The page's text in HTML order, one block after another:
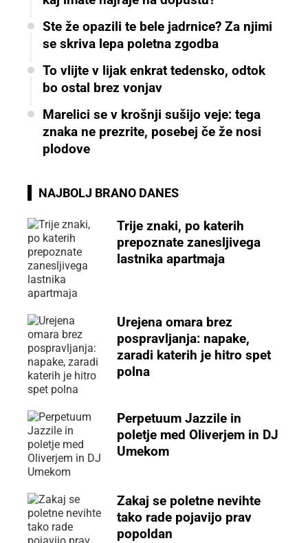
Ste že opazili te bele jadrnice? Za njimi
se skriva lepa poletna zgodba
To vlijte v lijak enkrat tedensko, odtok
bo ostal brez vonjav
Marelici se v krošnji sušijo veje: tega
znaka ne prezrite, posebej če že nosi
plodove
NAJBOLJ BRANO DANES
Trije znaki, po katerih
prepoznate zanesljivega
lastnika apartmaja
Urejena omara brez
pospravljanja: napake,
zaradi katerih je hitro spet
polna
Perpetuum Jazzile in
poletje med Oliverjem in DJ
Umekom
Zakaj se poletne nevihte
tako rade pojavijo prav
popoldan